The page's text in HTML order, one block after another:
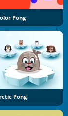
Pong
Pong